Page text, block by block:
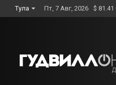
to
Тула Пт, 7 Авг, 2026 $ 81.41